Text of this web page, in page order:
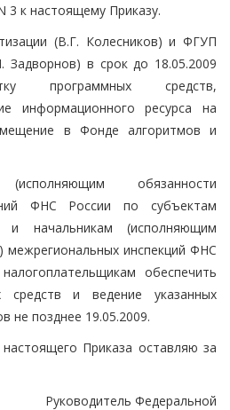
3 к настоящему Приказу.
(В.Г. Колесников) и ФГУП
в срок до 18.05.2009
программных средств,
информационного ресурса на
в Фонде алгоритмов и
обязанности
ФНС России по субъектам
и начальникам (исполняющим
межрегиональных инспекций ФНС
обеспечить
средств и ведение указанных
не позднее 19.05.2009.
Приказа оставляю за
Руководитель Федеральной